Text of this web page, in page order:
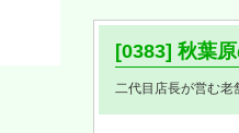
[0383] 秋葉
二代目店長が営む老